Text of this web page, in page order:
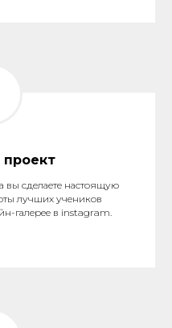
вы сделаете настоящую
лучших учеников
галерее в instagram.